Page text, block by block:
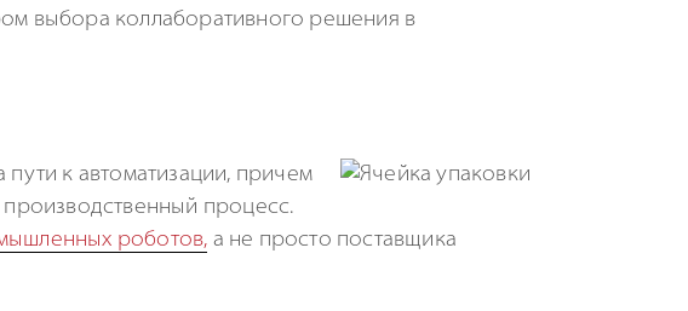
выбора коллаборативного решения в
к автоматизации, причем
процесс.
роботов, а не просто поставщика